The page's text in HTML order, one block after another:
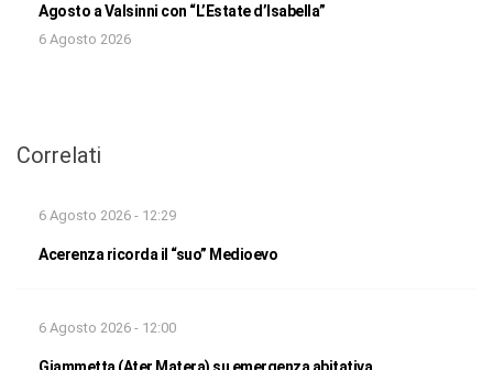
Agosto a Valsinni con “L’Estate d’Isabella”
6 Agosto 2026
Correlati
6 Agosto 2026 - 12:29
Acerenza ricorda il “suo” Medioevo
6 Agosto 2026 - 12:00
Giammetta (Ater Matera) su emergenza abitativa